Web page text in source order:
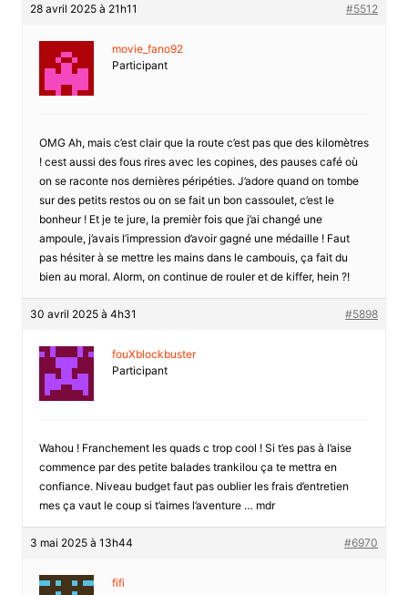
28 avril 2025 à 21h11 #5512
movie_fano92
Participant
OMG Ah, mais c’est clair que la route c’est pas que des kilomètres
! cest aussi des fous rires avec les copines, des pauses café où
on se raconte nos dernières péripéties. J’adore quand on tombe
sur des petits restos ou on se fait un bon cassoulet, c’est le
bonheur ! Et je te jure, la premièr fois que j’ai changé une
ampoule, j’avais l’impression d’avoir gagné une médaille ! Faut
pas hésiter à se mettre les mains dans le cambouis, ça fait du
bien au moral. Alorm, on continue de rouler et de kiffer, hein ?!
30 avril 2025 à 4h31 #5898
fouXblockbuster
Participant
Wahou ! Franchement les quads c trop cool ! Si t’es pas à l’aise
commence par des petite balades trankilou ça te mettra en
confiance. Niveau budget faut pas oublier les frais d’entretien
mes ça vaut le coup si t’aimes l’aventure … mdr
3 mai 2025 à 13h44 #6970
fifi